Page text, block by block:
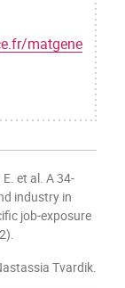
matgene
et al. A 34-
industry in
job-exposure
Tvardik.